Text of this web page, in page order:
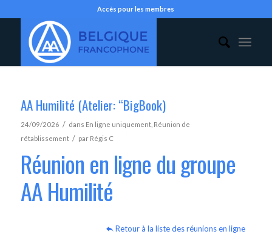
Accès pour les membres
AA Humilité (Atelier: “BigBook)
24/09/2026 / dans En ligne uniquement, Réunion de
rétablissement / par Régis C
Réunion en ligne du groupe
AA Humilité
Retour à la liste des réunions en ligne